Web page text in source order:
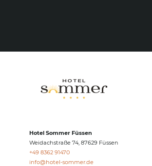
Hotel Sommer Füssen
Weidachstraße 74, 87629 Füssen
+49 8362 91470
info@hotel-sommer.de